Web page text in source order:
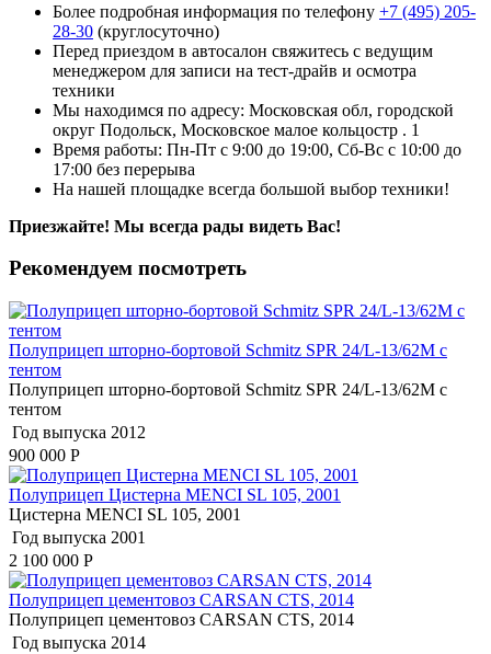
Более подробная информация по телефону +7 (495) 205-
28-30 (круглосуточно)
Перед приездом в автосалон свяжитесь с ведущим
менеджером для записи на тест-драйв и осмотра
техники
Мы находимся по адресу: Московская обл, городской
округ Подольск, Московское малое кольцостр . 1
Время работы: Пн-Пт с 9:00 до 19:00, Сб-Вс с 10:00 до
17:00 без перерыва
На нашей площадке всегда большой выбор техники!
Приезжайте! Мы всегда рады видеть Вас!
Рекомендуем посмотреть
Полуприцеп шторно-бортовой Schmitz SPR 24/L-13/62M с
тентом
Полуприцеп шторно-бортовой Schmitz SPR 24/L-13/62M с
тентом
Год выпуска 2012
900 000 Р
Полуприцеп Цистерна MENCI SL 105, 2001
Цистерна MENCI SL 105, 2001
Год выпуска 2001
2 100 000 Р
Полуприцеп цементовоз СARSАN CТS, 2014
Полуприцеп цементовоз СARSАN CТS, 2014
Год выпуска 2014